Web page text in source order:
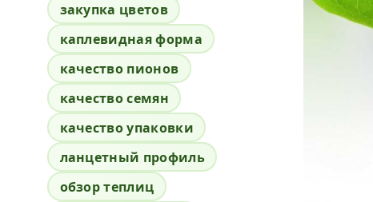
закупка цветов
каплевидная форма
качество пионов
качество семян
качество упаковки
ланцетный профиль
обзор теплиц